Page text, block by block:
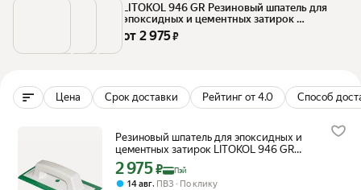
LITOKOL 946 GR Резиновый шпатель для
эпоксидных и цементных затирок
480780001
от 2 975 ₽
Цена Срок доставки Рейтинг от 4.0 Способ
Резиновый шпатель для эпоксидных и
цементных затирок LITOKOL 946 GR
480780001
Цена с картой Яндекс Пэй 2975 ₽ вместо
2 975₽ Пэй
14 авг, ПВЗ
По клику